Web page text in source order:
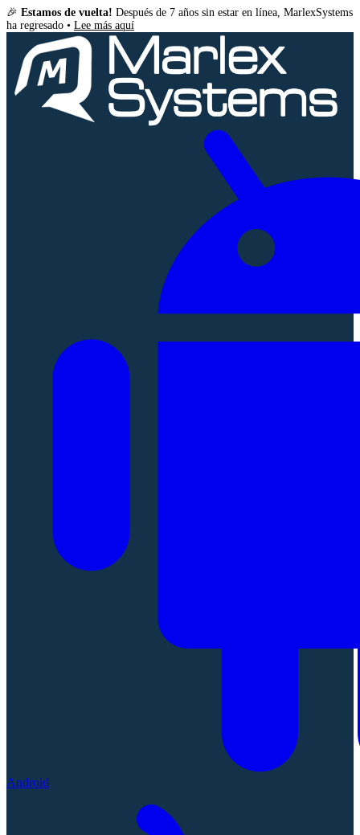
🎉 Estamos de vuelta! Después de 7 años sin estar en línea, MarlexSystems
ha regresado • Lee más aquí
Android